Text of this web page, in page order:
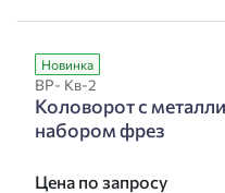
Новинка
ВР- Кв-2
Коловорот с
набором фрез
Цена по запросу